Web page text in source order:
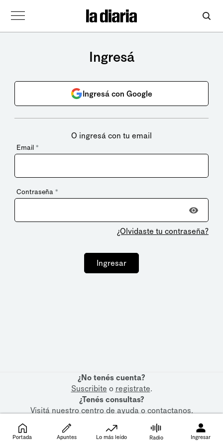
Ingresá
Ingresá con Google
O ingresá con tu email
Email *
Contraseña *
¿Olvidaste tu contraseña?
Ingresar
¿No tenés cuenta?
Suscribite o registrate.
¿Tenés consultas?
Visitá nuestrocentro de ayudaocontactanos.
Portada Apuntes Lo más leído Radio Ingresar